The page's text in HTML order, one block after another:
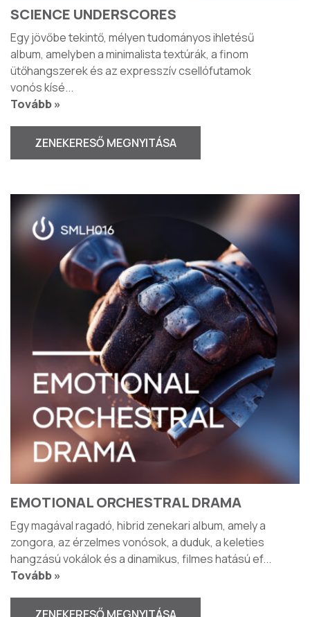
SCIENCE UNDERSCORES
Egy jövőbe tekintő, mélyen tudományos ihletésű
album, amelyben a minimalista textúrák, a finom
ütőhangszerek és az expresszív csellófutamok
vonós kísé...
Tovább »
ZENEKERESŐ MEGNYITÁSA
EMOTIONAL ORCHESTRAL DRAMA
Egy magával ragadó, hibrid zenekari album, amely a
zongora, az érzelmes vonósok, a duduk, a keleties
hangzású vokálok és a dinamikus, filmes hatású ef...
Tovább »